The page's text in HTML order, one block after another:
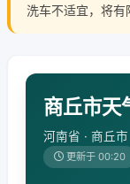
洗车不适宜，将有
商丘市天
河南省 · 商丘市
更新于 00:20